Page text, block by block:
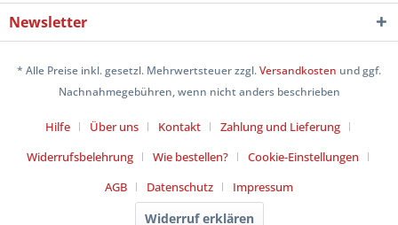
Newsletter
* Alle Preise inkl. gesetzl. Mehrwertsteuer zzgl.Versandkosten und ggf.
Nachnahmegebühren, wenn nicht anders beschrieben
Hilfe Über uns Kontakt
Zahlung und Lieferung
Widerrufsbelehrung
Wie bestellen?
Cookie-Einstellungen
AGB
Datenschutz Impressum
Widerruf erklären